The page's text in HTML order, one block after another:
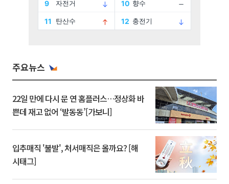
주요뉴스
22일 만에 다시 문 연 홈플러스…정상화 바
쁜데 재고 없어 ‘발동동’[가보니]
입추매직 '불발', 처서매직은 올까요? [해
시태그]